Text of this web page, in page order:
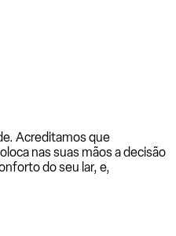
Acreditamos que
nas suas mãos a decisão
do seu lar, e,